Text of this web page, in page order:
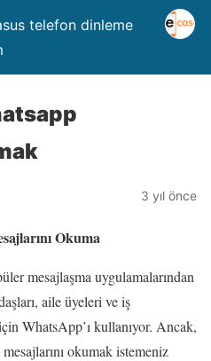
telefon dinleme
3 yıl önce
Okuma
mesajlaşma uygulamalarından
aile üyeleri ve iş
WhatsApp’ı kullanıyor. Ancak,
okumak istemeniz